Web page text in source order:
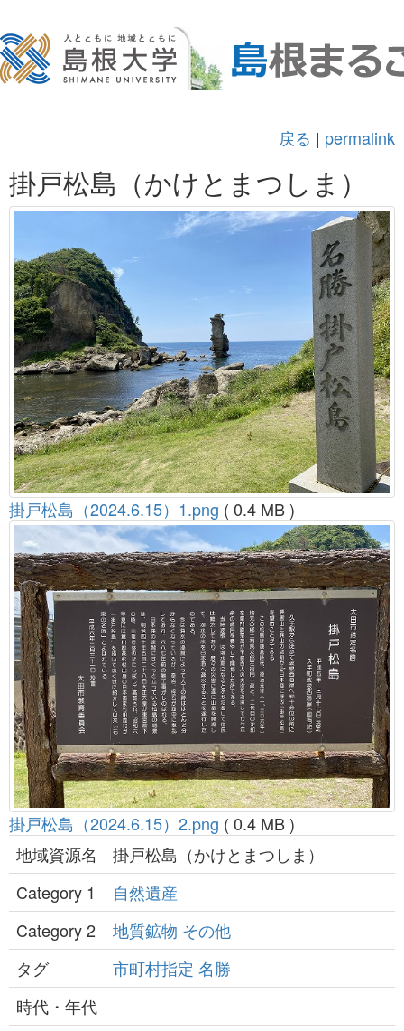
戻る | permalink
掛戸松島（かけとまつしま）
掛戸松島（2024.6.15）1.png ( 0.4 MB )
掛戸松島（2024.6.15）2.png ( 0.4 MB )
地域資源名
掛戸松島（かけとまつしま）
Category 1
自然遺産
Category 2
地質鉱物 その他
タグ
市町村指定 名勝
時代・年代